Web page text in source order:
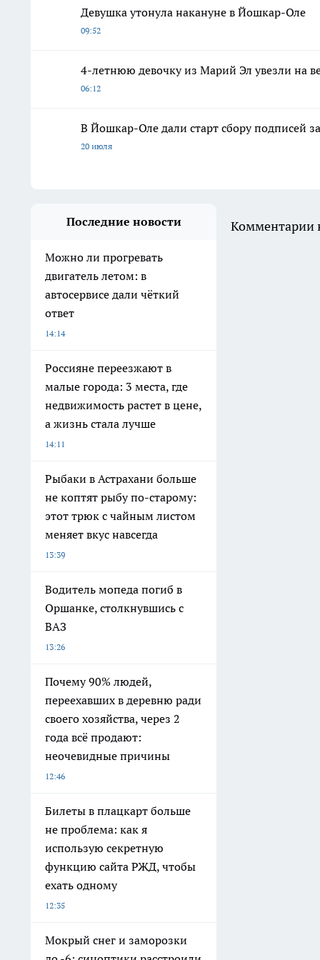
Девушка утонула накануне в Йошкар-Оле
09:52
4-летнюю девочку из Марий Эл увезли на
06:12
В Йошкар-Оле дали старт сбору подписей
20 июля
Последние новости
Можно ли прогревать
двигатель летом: в
автосервисе дали чёткий
ответ
14:14
Россияне переезжают в
малые города: 3 места, где
недвижимость растет в цене,
а жизнь стала лучше
14:11
Рыбаки в Астрахани больше
не коптят рыбу по-старому:
этот трюк с чайным листом
меняет вкус навсегда
13:39
Водитель мопеда погиб в
Оршанке, столкнувшись с
ВАЗ
13:26
Почему 90% людей,
переехавших в деревню ради
своего хозяйства, через 2
года всё продают:
неочевидные причины
12:46
Билеты в плацкарт больше
не проблема: как я
использую секретную
функцию сайта РЖД, чтобы
ехать одному
12:35
Мокрый снег и заморозки
Комментарии